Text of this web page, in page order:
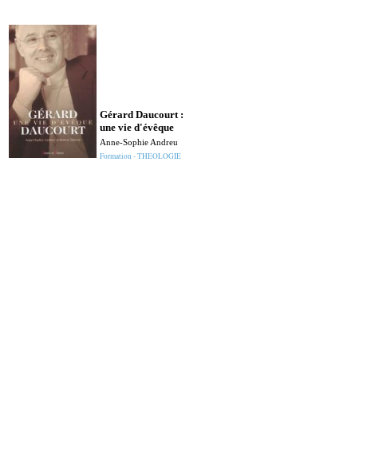
Gérard Daucourt :
une vie d'évêque
Anne-Sophie Andreu
Formation - THEOLOGIE